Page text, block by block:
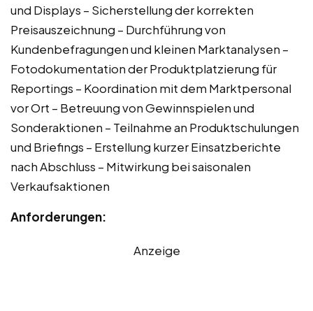
und Displays – Sicherstellung der korrekten
Preisauszeichnung – Durchführung von
Kundenbefragungen und kleinen Marktanalysen –
Fotodokumentation der Produktplatzierung für
Reportings – Koordination mit dem Marktpersonal
vor Ort – Betreuung von Gewinnspielen und
Sonderaktionen – Teilnahme an Produktschulungen
und Briefings – Erstellung kurzer Einsatzberichte
nach Abschluss – Mitwirkung bei saisonalen
Verkaufsaktionen
Anforderungen:
Anzeige